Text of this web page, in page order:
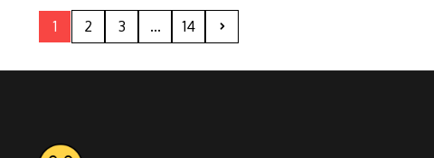
1 2 3 ... 14